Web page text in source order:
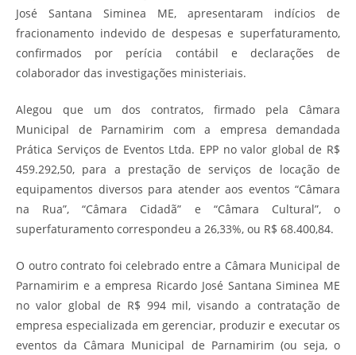
José Santana Siminea ME, apresentaram indícios de
fracionamento indevido de despesas e superfaturamento,
confirmados por perícia contábil e declarações de
colaborador das investigações ministeriais.
Alegou que um dos contratos, firmado pela Câmara
Municipal de Parnamirim com a empresa demandada
Prática Serviços de Eventos Ltda. EPP no valor global de R$
459.292,50, para a prestação de serviços de locação de
equipamentos diversos para atender aos eventos “Câmara
na Rua”, “Câmara Cidadã” e “Câmara Cultural”, o
superfaturamento correspondeu a 26,33%, ou R$ 68.400,84.
O outro contrato foi celebrado entre a Câmara Municipal de
Parnamirim e a empresa Ricardo José Santana Siminea ME
no valor global de R$ 994 mil, visando a contratação de
empresa especializada em gerenciar, produzir e executar os
eventos da Câmara Municipal de Parnamirim (ou seja, o